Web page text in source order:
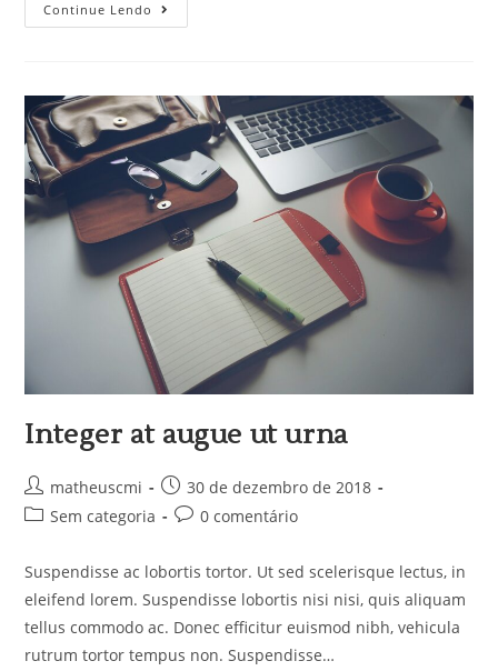
Continue Lendo
Integer at augue ut urna
matheuscmi
30 de dezembro de 2018
Sem categoria
0 comentário
Suspendisse ac lobortis tortor. Ut sed scelerisque lectus, in
eleifend lorem. Suspendisse lobortis nisi nisi, quis aliquam
tellus commodo ac. Donec efficitur euismod nibh, vehicula
rutrum tortor tempus non. Suspendisse…